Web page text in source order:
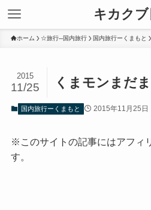
キカク
ホーム ☆旅行─国内旅行 国内旅行ーくまもと
くまモンまだ
2015
11/25
国内旅行ーくまもと 2015年11月25日
※このサイトの記事にはアフィ
す。